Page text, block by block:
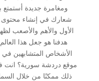
ومغامرة جديدة أستمتع
شعارك في إنشاء محتوى
الأول والأهم والأصعب
هدفنا هو جعل هذا
الأشخاص المتشابهين
موقع دردشة سورية؟ انت في
ذلك ممكنًا من خلال